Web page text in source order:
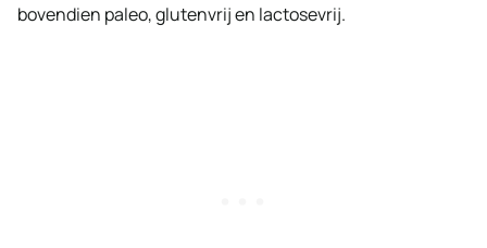
bovendien paleo, glutenvrij en lactosevrij.